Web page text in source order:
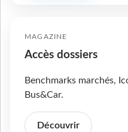
MAGAZINE
Accès dossiers
Benchmarks marchés,
Bus&Car.
Découvrir